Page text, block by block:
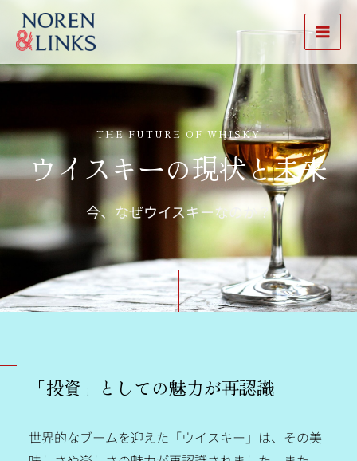
ス
ッ
Main
THE FUTURE OF WHISKY
ウイスキーの現状と未来
今、なぜウイスキーなのか？
「投資」としての魅力が再認識
世界的なブームを迎えた「ウイスキー」は、その美